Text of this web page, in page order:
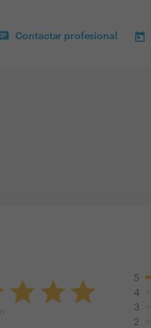
Contactar profesional
5
4
3
2